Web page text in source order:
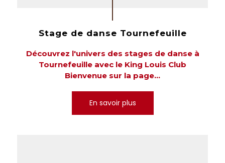
Stage de danse Tournefeuille
Découvrez l'univers des stages de danse à
Tournefeuille avec le King Louis Club
Bienvenue sur la page...
En savoir plus